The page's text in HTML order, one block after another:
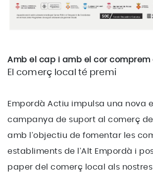
Amb el cap i amb el cor comprem
El comerç local té premi
Empordà Actiu impulsa una nova
campanya de suport al comerç
amb l’objectiu de fomentar les
establiments de l’Alt Empordà i
paper del comerç local als